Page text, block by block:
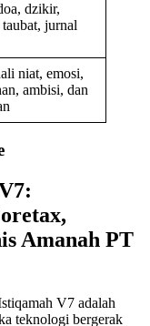
dzikir,
jurnal
niat, emosi,
ambisi, dan
Amanah PT
V7 adalah
teknologi bergerak